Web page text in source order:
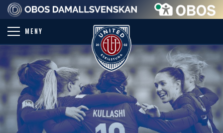
MENY
PARTNER